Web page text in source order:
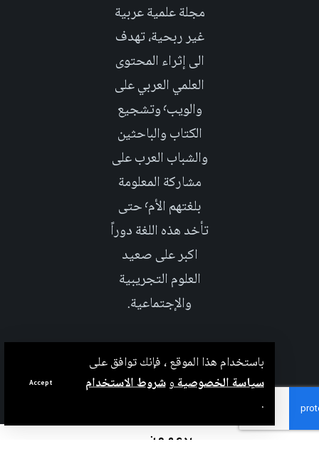
باستخدام هذا الموقع ، فإنك توافق على
سياسة الخصوصيةوشروط الاستخدام
مجلة علمية عربية
غير ربحية، تهدف
الى إثراء المحتوى
العلمي العربي على
والويب٬ وتشجيع
الكتاب والباحثين
والشباب العرب على
مشاركة المعلومة
بلغتهم الأم٬ حتى
تأخد هذه اللغة دوراً
اكبر على صعيد
العلوم التجريبية
والإجتماعية.
بدعم من